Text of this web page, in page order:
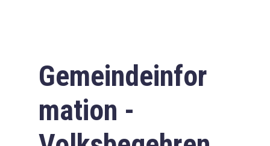
Gemeindeinfor
mation -